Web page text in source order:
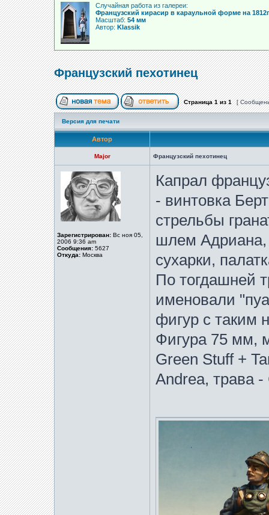
Случайная работа из галереи:
Французский кирасир в караульной форме на
Масштаб: 54 мм
Автор: Klassik
Французский пехотинец
Страница1из1 [
Версия для печати
Автор
Major Французский пехотинец
Зарегистрирован: Вс ноя 05,
2006 9:36 am
Сообщения: 5627
Откуда: Москва
Капрал
- винтовка
стрельбы
шлем Адриана,
сухарки,
По тогдашней
именовали
фигур с таким
Фигура 75 мм,
Green Stuff +
Andrea, трава -